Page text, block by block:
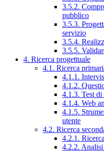
3.5.2.
pubblico
3.5.3.
servizio
3.5.4.
3.5.5.
4. Ricerca progettuale
4.1. Ricerca
4.1.1.
4.1.2.
4.1.3. Test di
4.1.4. Web
4.1.5.
utente
4.2. Ricerca
4.2.1.
4.2.2.